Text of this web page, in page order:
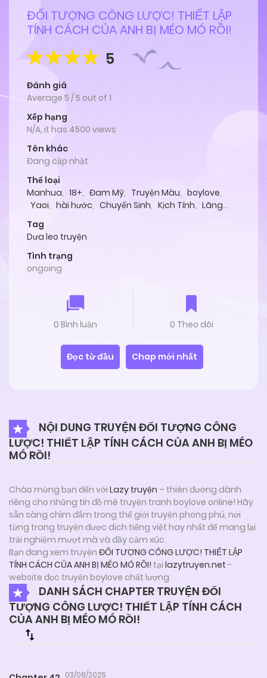
ĐỐI TƯỢNG CÔNG LƯỢC! THIẾT LẬP
TÍNH CÁCH CỦA ANH BỊ MÉO MÓ RỒI!
5
Đánh giá
Average 5 /5 out of 1
Xếp hạng
N/A, it has 4500 views
Tên khác
Đang cập nhật
Thể loại
Manhua, 18+, Đam Mỹ, Truyện Màu, boylove,
Yaoi, hài hước, Chuyển Sinh, Kịch Tính, Lãng
Tag
Dưa leo truyện
Tình trạng
ongoing
0 Bình luận 0 Theo dõi
Đọc từ đầu Chap mới nhất
NỘI DUNG TRUYỆN ĐỐI TƯỢNG CÔNG
LƯỢC! THIẾT LẬP TÍNH CÁCH CỦA ANH BỊ MÉO
MÓ RỒI!
Chào mừng bạn đến với Lazy truyện – thiên đường dành
riêng cho những tín đồ mê truyện tranh boylove online! Hãy
sẵn sàng chìm đắm trong thế giới truyện phong phú, nơi
từng trang truyện được dịch tiếng việt hay nhất để mang lại
trải nghiệm mượt mà và đầy cảm xúc.
Bạn đang xem truyện ĐỐI TƯỢNG CÔNG LƯỢC! THIẾT LẬP
TÍNH CÁCH CỦA ANH BỊ MÉO MÓ RỒI! tại lazytruyen.net -
website đọc truyện boylove chất lượng
DANH SÁCH CHAPTER TRUYỆN ĐỐI
TƯỢNG CÔNG LƯỢC! THIẾT LẬP TÍNH CÁCH
CỦA ANH BỊ MÉO MÓ RỒI!
03/08/2025